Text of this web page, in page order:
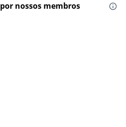
nossos membros